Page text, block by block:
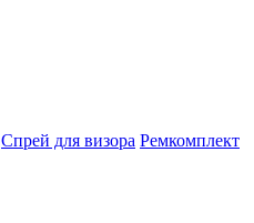
Спрей для визора Ремкомплект